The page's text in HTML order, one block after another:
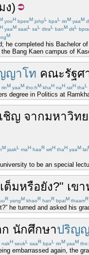
ง)
yooH bpeeM johpL bpaL rinM yaaM
H yaaM saatL saL dtraL banM ditL bpra
M
he completed his Bachelor
Bang Kaen campus of
ญาโท คณะรัฐศ
rinM yaaM tho:hM khaH naH ratH thaL
degree in Politics at
ชิญ จากมหาวิท
M jaakL maH haaR witH thaH yaaM lai
to be an special
เต็มหรือยัง?" เขา
R yangM khaoR hanR bpaiM thaamR
he turned and asked his
นักศึกษาปริญ
nakH seukL saaR bpaL rinM yaaM
embarrassed again, the